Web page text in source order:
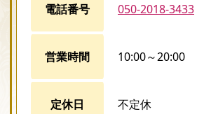
電話番号 050-2018-3433
営業時間 10:00～20:00
定休日 不定休